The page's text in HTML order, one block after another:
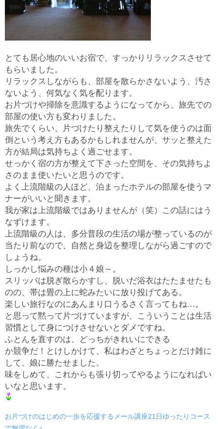
とても居心地のいいお宿で、すっかりリラックスさせて
もらいました。
リラックスしながらも、部屋を散らかさないよう、汚さ
ないよう、何気なく気を配ります。
お片づけや掃除を意識するようになってから、旅先での
部屋の使い方も変わりました。
旅先でくらい、片づけたり整えたりして気を使うのは面
倒という考え方もあるかもしれませんが、サッと整えた
方が結局は気持ちよく過ごせます。
せっかく宿の方が整えて下さった空間を、その気持ちよ
さのまま使いたいと思うのです。
よく上流階級の人ほど、泊まったホテルの部屋を使うマ
ナーがいいと聞きます。
我が家は上流階級ではありませんが（笑）この話にはう
なずけます。
上流階級の人は、多分普段の生活の場が整っているのが
当たり前なので、自然と身辺を整理しながら過ごすので
しょうね。
しっかし悩みの種は小４娘～。
スリッパは脱ぎ散らかすし、脱いだ浴衣はたたませたも
のの、帯は畳の上に蛇みたいに放り投げてある。
楽しい旅行なのにあんまり口うるさく言ってもね…。
と思って黙って片づけていますが、こういうことは生活
習慣として身につけさせないとダメですね。
ふとんを直すのは、どっちがきれいにできる
か競争だ！とけしかけて、私はわざとちょっとだけ雑に
して、娘に勝たせました。
味をしめて、これからも張り切ってやるようになればい
いなと思います。
お片づけのはじめの一歩を応援するメール講座21日ゆったりコース